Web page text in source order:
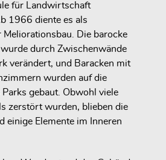
für Landwirtschaft
1966 diente es als
Meliorationsbau. Die barocke
durch Zwischenwände
verändert, und Baracken mit
wurden auf die
Parks gebaut. Obwohl viele
zerstört wurden, blieben die
einige Elemente im Inneren